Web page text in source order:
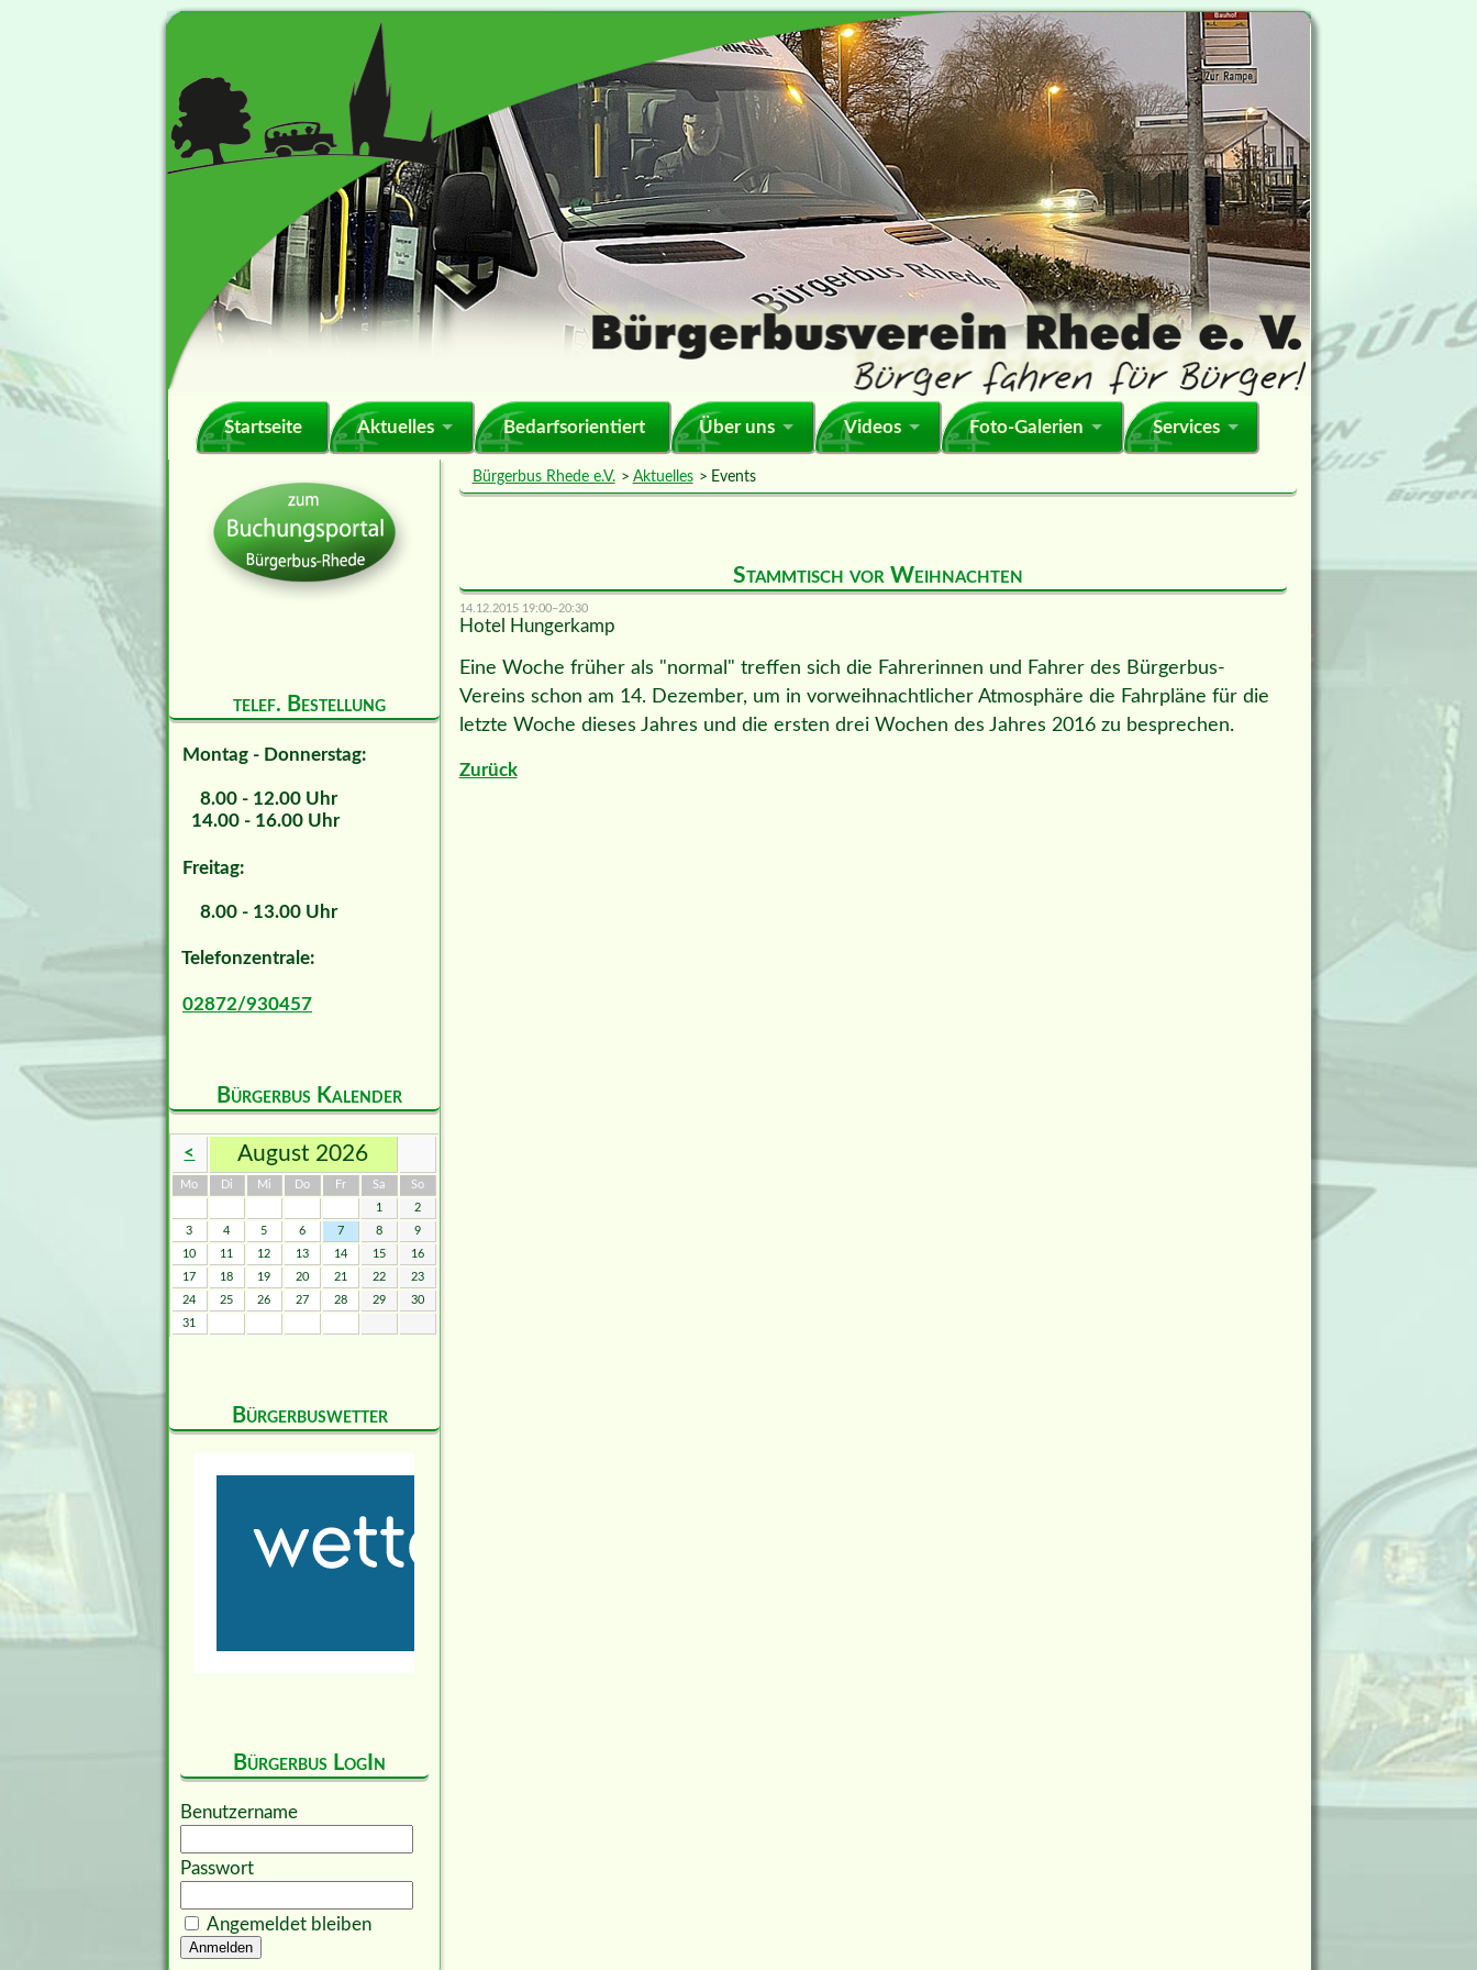
Navigation
überspringen
Startseite Aktuelles Bedarfsorientiert Über uns Videos Foto-Galerien Services
Bürgerbus Rhede e.V. Aktuelles Events
Stammtisch vor Weihnachten
14.12.2015 19:00–20:30
Hotel Hungerkamp
Eine Woche früher als "normal" treffen sich die Fahrerinnen und Fahrer des Bürgerbus-
Vereins schon am 14. Dezember, um in vorweihnachtlicher Atmosphäre die Fahrpläne für die
letzte Woche dieses Jahres und die ersten drei Wochen des Jahres 2016 zu besprechen.
Zurück
telef. Bestellung
Montag - Donnerstag:
8.00 - 12.00 Uhr
14.00 - 16.00 Uhr
Freitag:
8.00 - 13.00 Uhr
Telefonzentrale:
02872/930457
Bürgerbus Kalender
< August 2026
Montag DienstagMittwoch
Donnerstag
Freitag SamstagSonntag
1
2
3
4 5 6 7 8
9
10
11 12 13 14 15
16
17
18 19 20 21 22
23
24
25 26 27 28 29
30
31
Bürgerbuswetter
Bürgerbus LogIn
Benutzername
Passwort
Angemeldet bleiben
Anmelden